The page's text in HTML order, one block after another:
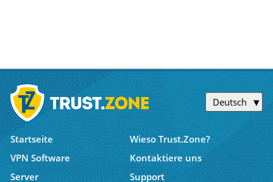
Deutsch
Startseite
Wieso Trust.Zone?
VPN Software
Kontaktiere uns
Server
Support